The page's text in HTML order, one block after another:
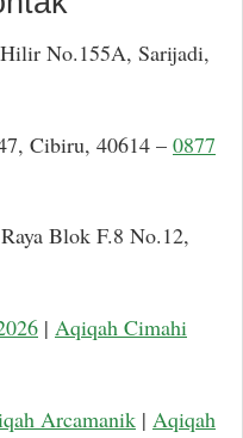
No.155A, Sarijadi,
Cibiru, 40614 – 0877
Blok F.8 No.12,
| Aqiqah Cimahi
Arcamanik | Aqiqah